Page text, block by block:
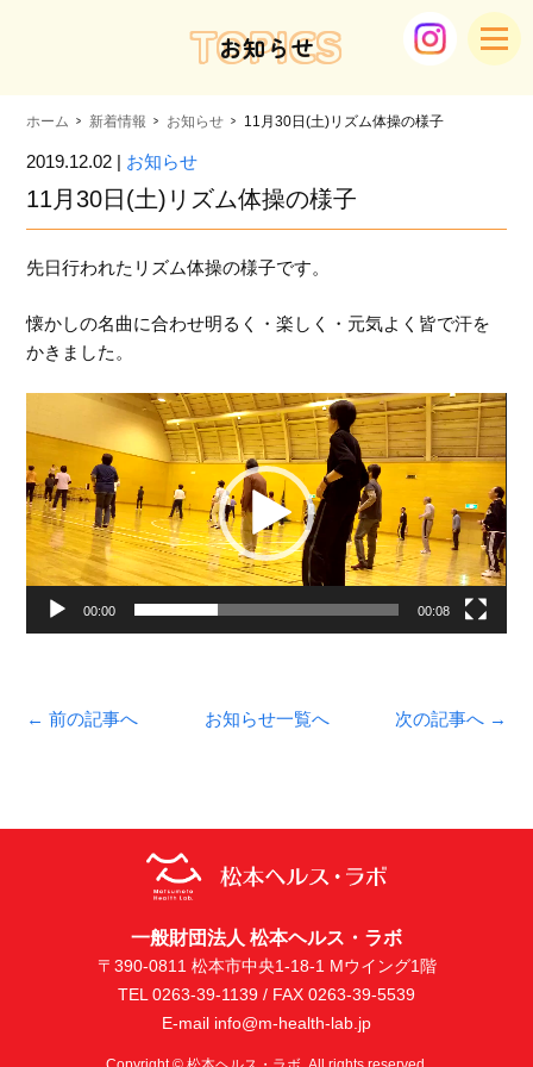
TOPICS
お知らせ
ホーム 新着情報 お知らせ 11月30日(土)リズム体操の様子
2019.12.02 | お知らせ
11月30日(土)リズム体操の様子
先日行われたリズム体操の様子です。
懐かしの名曲に合わせ明るく・楽しく・元気よく皆で汗を
かきました。
画
プ
レ
ー
ヤ
ー
00:00 00:08
← 前の記事へ お知らせ一覧へ 次の記事へ →
一般財団法人 松本ヘルス・ラボ
〒390-0811 松本市中央1-18-1 Mウイング1階
TEL 0263-39-1139 / FAX 0263-39-5539
E-mail info@m-health-lab.jp